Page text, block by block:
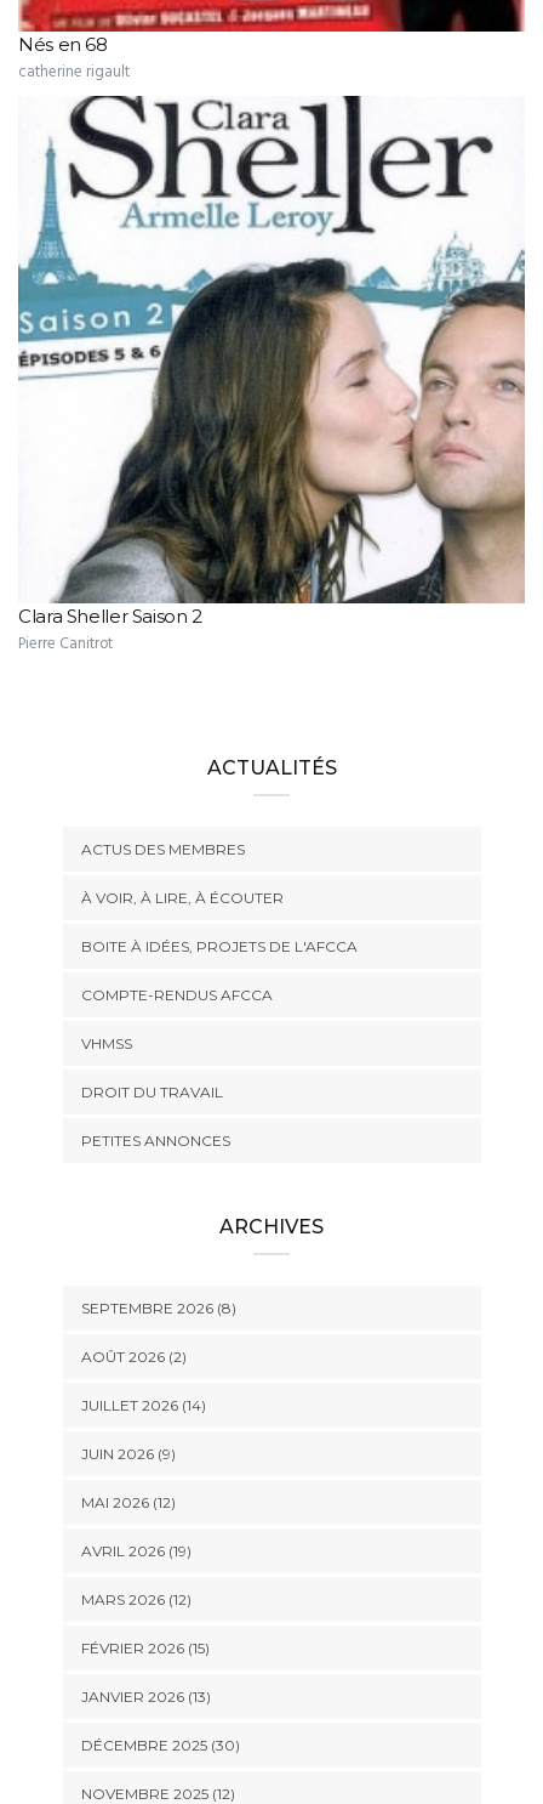
Nés en 68
catherine rigault
Clara Sheller Saison 2
Pierre Canitrot
ACTUALITÉS
ACTUS DES MEMBRES
À VOIR, À LIRE, À ÉCOUTER
BOITE À IDÉES, PROJETS DE L'AFCCA
COMPTE-RENDUS AFCCA
VHMSS
DROIT DU TRAVAIL
PETITES ANNONCES
ARCHIVES
SEPTEMBRE 2026 (8)
AOÛT 2026 (2)
JUILLET 2026 (14)
JUIN 2026 (9)
MAI 2026 (12)
AVRIL 2026 (19)
MARS 2026 (12)
FÉVRIER 2026 (15)
JANVIER 2026 (13)
DÉCEMBRE 2025 (30)
NOVEMBRE 2025 (12)